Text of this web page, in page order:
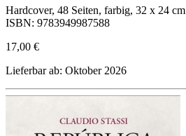
Hardcover, 48 Seiten, farbig, 32 x 24 cm
ISBN: 9783949987588
17,00 €
Lieferbar ab: Oktober 2026